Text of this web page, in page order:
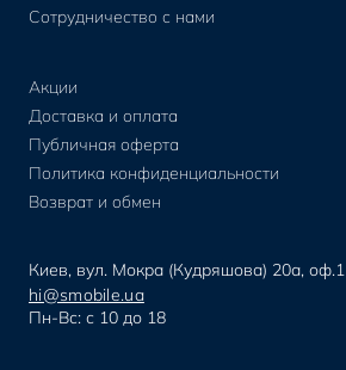
Сотрудничество с нами
Акции
Доставка и оплата
Публичная оферта
Политика конфиденциальности
Возврат и обмен
Киев, вул. Мокра (Кудряшова) 20а, оф.1
hi@smobile.ua
Пн-Вс: с 10 до 18